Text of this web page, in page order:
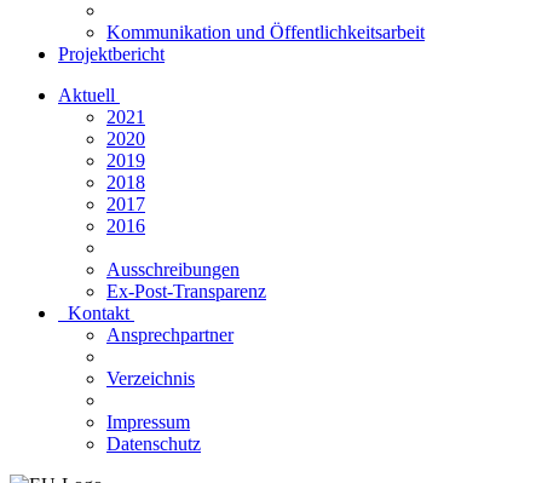
Kommunikation und Öffentlichkeitsarbeit
Projektbericht
Aktuell
2021
2020
2019
2018
2017
2016
Ausschreibungen
Ex-Post-Transparenz
Kontakt
Ansprechpartner
Verzeichnis
Impressum
Datenschutz